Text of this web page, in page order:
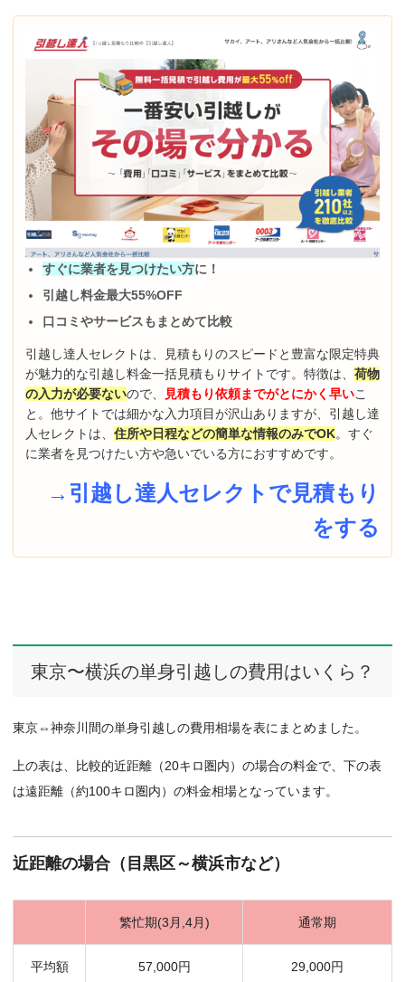
すぐに業者を見つけたい方に！
引越し料金最大55%OFF
口コミやサービスもまとめて比較
引越し達人セレクトは、見積もりのスピードと豊富な限定特典
が魅力的な引越し料金一括見積もりサイトです。特徴は、 荷物
の入力が必要ないので、 見積もり依頼までがとにかく早いこ
と。他サイトでは細かな入力項目が沢山ありますが、引越し達
人セレクトは、 住所や日程などの簡単な情報のみでOK。すぐ
に業者を見つけたい方や急いでいる方におすすめです。
→引越し達人セレクトで見積もり
をする
東京〜横浜の単身引越しの費用はいくら？
東京⇔神奈川間の単身引越しの費用相場を表にまとめました。
上の表は、比較的近距離（20キロ圏内）の場合の料金で、下の表
は遠距離（約100キロ圏内）の料金相場となっています。
近距離の場合（目黒区～横浜市など）
繁忙期(3月,4月) 通常期
平均額 57,000円 29,000円